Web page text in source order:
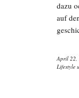
dazu
auf
April 22,
Lifestyle